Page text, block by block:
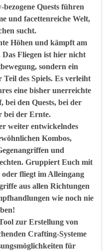
Quests führen
und facettenreiche Welt,
sucht.
Höhen und kämpft am
Fliegen ist hier nicht
sondern ein
Teil des Spiels. Es verleiht
eine bisher unerreichte
bei den Quests, bei der
bei der Ernte.
weiter entwickelndes
Kombos,
und
Gruppiert Euch mit
fliegt im Alleingang
aus allen Richtungen
wie noch nie
zur Erstellung von
Crafting-Systeme
für